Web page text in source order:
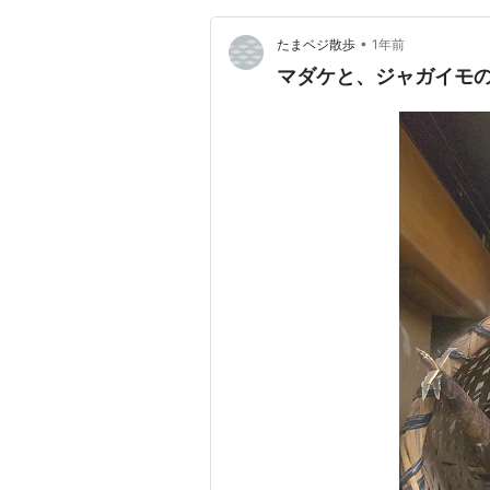
たまベジ散歩 • 1年前
マダケと、ジャガイモ